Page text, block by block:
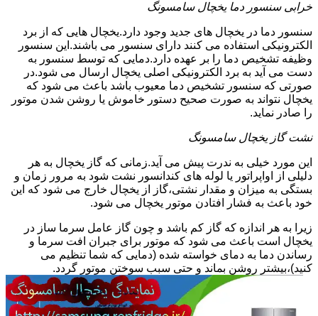
خرابی سنسور دما یخچال سامسونگ
سنسور دما در یخچال های جدید وجود دارد.یخچال هایی که از برد
الکترونیکی استفاده می کنند دارای سنسور می باشند.این سنسور
وظیفه تشخیص دما را بر عهده دارد.دمایی که توسط سنسور به
دست می آید به برد الکترونیکی اصلی یخچال ارسال می شود.در
صورتی که سنسور تشخیص دما معیوب باشد باعث می شود که
یخچال نتواند به صورت صحیح دستور خاموش یا روشن شدن موتور
را صادر نماید.
نشت گاز یخچال سامسونگ
این مورد خیلی به ندرت پیش می آید.زمانی که گاز یخچال به هر
دلیلی از اواپراتور یا لوله های کندانسور نشت شود به مرور زمان و
بستگی به میزان و مقدار نشتی،گاز از یخچال خارج می شود که این
خود باعث به فشار افتادن موتور یخچال می شود.
زیرا به هر اندازه که گاز کم باشد و چون گاز عامل سرما ساز در
یخچال است باعث می شود که موتور برای جبران افت سرما و
رساندن دما به دمای خواسته شده (دمایی که شما تنظیم می
کنید)،بیشتر روشن بماند و حتی سبب سوختن موتور گردد.